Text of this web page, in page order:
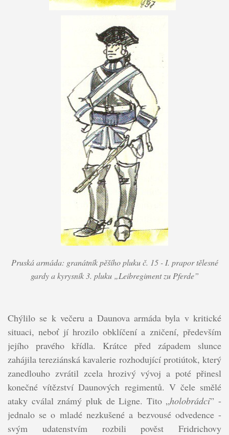
Pruská armáda: granátník pěšího pluku č. 15 - I. prapor tělesné
gardy a kyrysník 3. pluku „Leibregiment zu Pferde”
Chýlilo se k večeru a Daunova armáda byla v kritické
situaci, neboť jí hrozilo obklíčení a zničení, především
jejího pravého křídla. Krátce před západem slunce
zahájila tereziánská kavalerie rozhodující protiútok, který
zanedlouho zvrátil zcela hrozivý vývoj a poté přinesl
konečné vítězství Daunových regimentů. V čele smělé
ataky cválal známý pluk de Ligne. Tito „holobrádci” -
jednalo se o mladé nezkušené a bezvousé odvedence -
svým udatenstvím rozbili pověst Fridrichovy